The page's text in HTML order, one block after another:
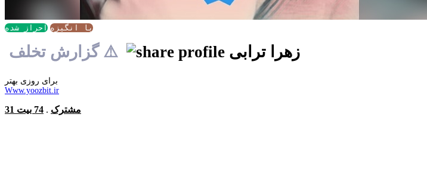
با انگیزه احراز شده
زهرا ترابی ⚠️ گزارش تخلف
برای روزی بهتر
Www.yoozbit.ir
31 مشترک . 74 بیت